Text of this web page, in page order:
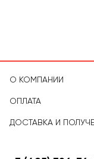
О КОМПАНИИ
ОПЛАТА
ДОСТАВКА И